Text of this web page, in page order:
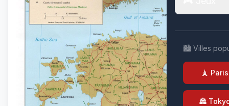
🏙️ Villes
🗼 Paris
🏯